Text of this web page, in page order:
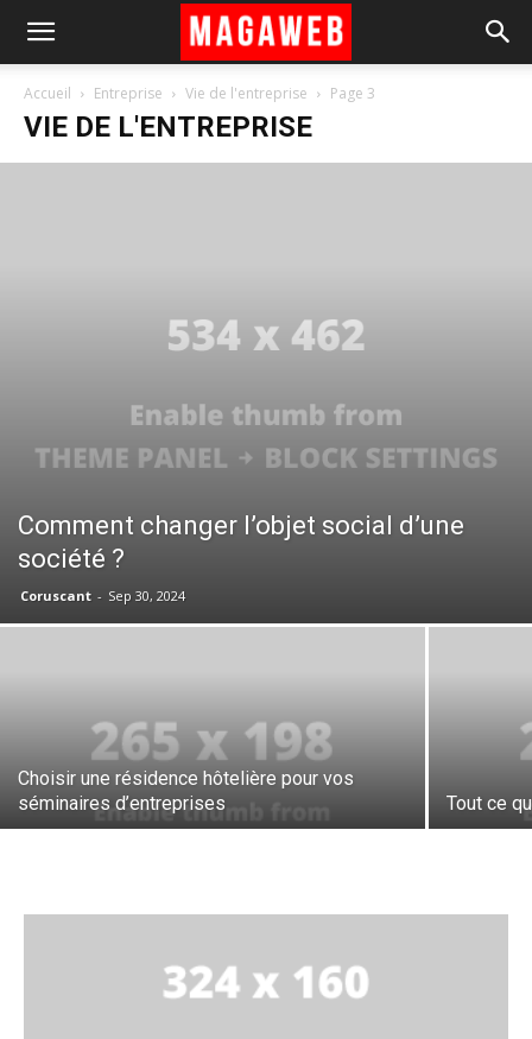
Accueil Entreprise Vie de l'entreprise Page 3
VIE DE L'ENTREPRISE
Comment changer l’objet social d’une
société ?
Coruscant - Sep 30, 2024
Choisir une résidence hôtelière pour vos
séminaires d’entreprises
Tout ce